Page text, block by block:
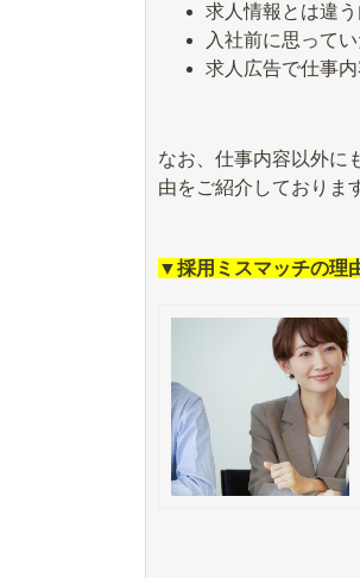
求人情報とは違
入社前に思って
求人広告で仕事
なお、仕事内容以外に
由をご紹介しておりま
▼採用ミスマッチの理